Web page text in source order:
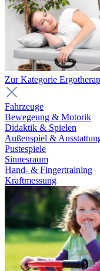
Zur Kategorie
Fahrzeuge
Bewegeung & Motorik
Didaktik & Spielen
Außenspiel &
Pustespiele
Sinnesraum
Hand- & Fingertraining
Kraftmessung